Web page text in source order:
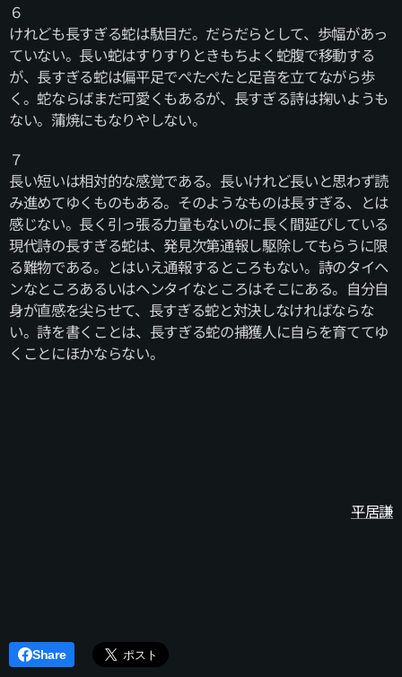
６
けれども長すぎる蛇は駄目だ。だらだらとして、歩幅があっ
ていない。長い蛇はすりすりときもちよく蛇腹で移動する
が、長すぎる蛇は偏平足でぺたぺたと足音を立てながら歩
く。蛇ならばまだ可愛くもあるが、長すぎる詩は掬いようも
ない。蒲焼にもなりやしない。
７
長い短いは相対的な感覚である。長いけれど長いと思わず読
み進めてゆくものもある。そのようなものは長すぎる、とは
感じない。長く引っ張る力量もないのに長く間延びしている
現代詩の長すぎる蛇は、発見次第通報し駆除してもらうに限
る難物である。とはいえ通報するところもない。詩のタイヘ
ンなところあるいはヘンタイなところはそこにある。自分自
身が直感を尖らせて、長すぎる蛇と対決しなければならな
い。詩を書くことは、長すぎる蛇の捕獲人に自らを育ててゆ
くことにほかならない。
平居謙
Share